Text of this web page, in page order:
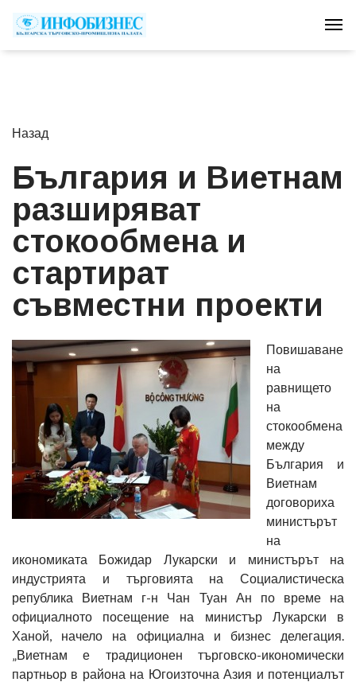
Назад
България и Виетнам
разширяват
стокообмена и
стартират
съвместни проекти
Повишаване
на
равнището
на
стокообмена
между
България и
Виетнам
договориха
министърът
на
икономиката Божидар Лукарски и министърът на
индустрията и търговията на Социалистическа
република Виетнам г-н Чан Туан Ан по време на
официалното посещение на министър Лукарски в
Ханой, начело на официална и бизнес делегация.
„Виетнам е традиционен търговско-икономически
партньор в района на Югоизточна Азия и потенциалът